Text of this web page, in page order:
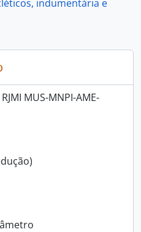
indumentária e
MUS-MNPI-AME-